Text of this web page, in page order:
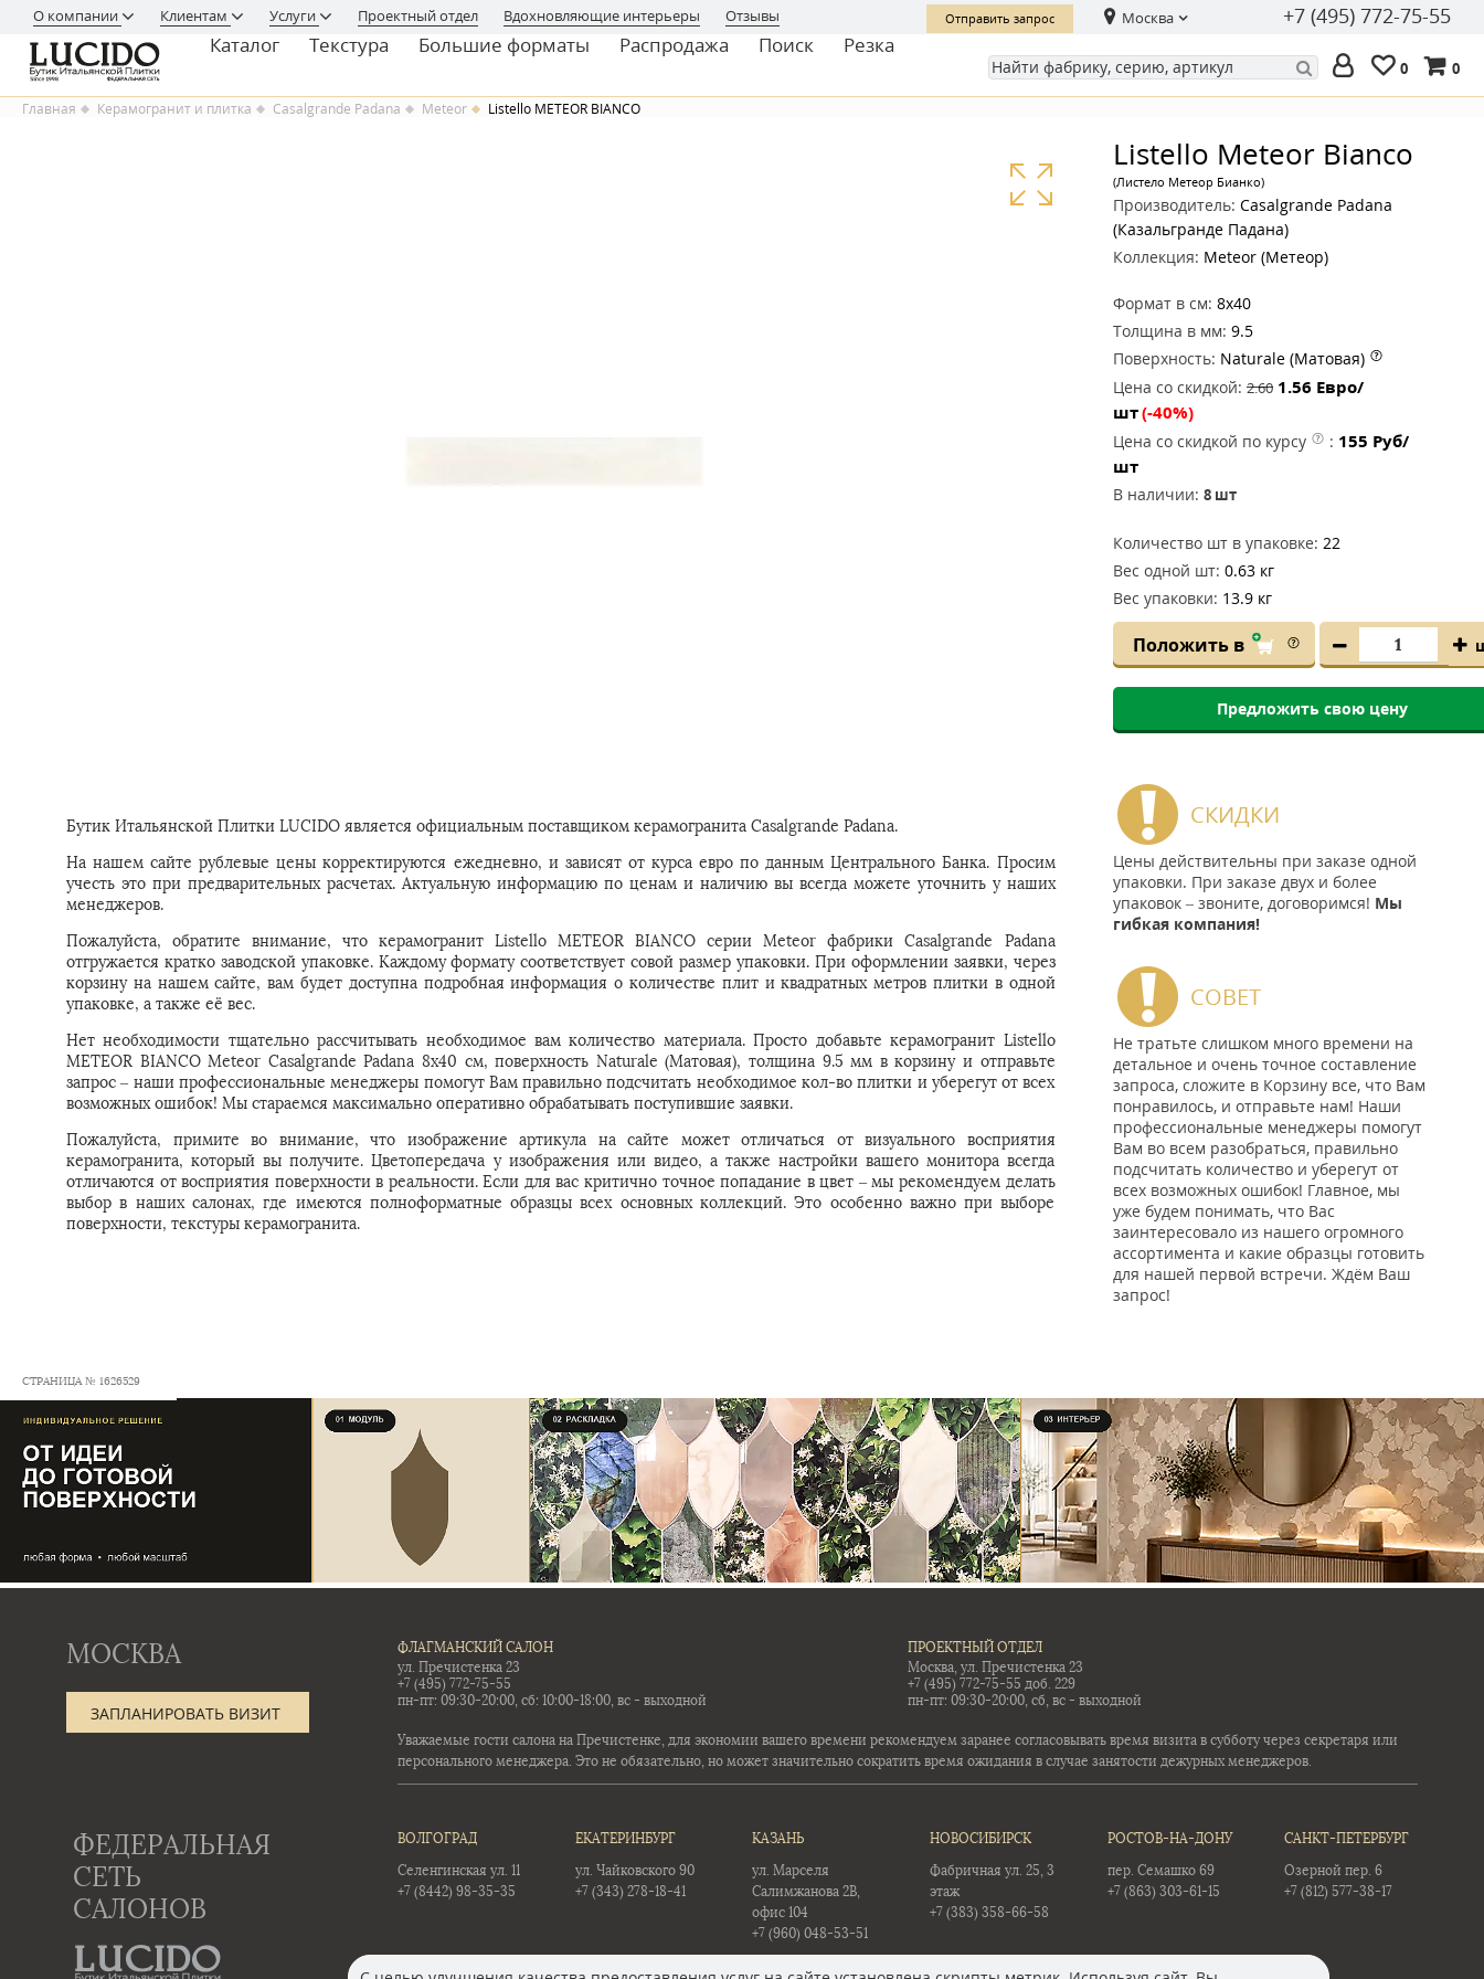
О компании Клиентам Услуги Проектный отдел Вдохновляющие интерьеры Отзывы Отправить запрос Москва +7 (495) 772-75-55
Каталог Текстура Большие форматы Распродажа Поиск Резка
0 0
Главная Керамогранит и плитка Casalgrande Padana Meteor Listello METEOR BIANCO
Бутик Итальянской Плитки LUCIDO является официальным поставщиком керамогранита Casalgrande Padana.
На нашем сайте рублевые цены корректируются ежедневно, и зависят от курса евро по данным Центрального Банка. Просим
учесть это при предварительных расчетах. Актуальную информацию по ценам и наличию вы всегда можете уточнить у наших
менеджеров.
Пожалуйста, обратите внимание, что керамогранит Listello METEOR BIANCO серии Meteor фабрики Casalgrande Padana
отгружается кратко заводской упаковке. Каждому формату соответствует совой размер упаковки. При оформлении заявки, через
корзину на нашем сайте, вам будет доступна подробная информация о количестве плит и квадратных метров плитки в одной
упаковке, а также её вес.
Нет необходимости тщательно рассчитывать необходимое вам количество материала. Просто добавьте керамогранит Listello
METEOR BIANCO Meteor Casalgrande Padana 8x40 см, поверхность Naturale (Матовая), толщина 9.5 мм в корзину и отправьте
запрос – наши профессиональные менеджеры помогут Вам правильно подсчитать необходимое кол-во плитки и уберегут от всех
возможных ошибок! Мы стараемся максимально оперативно обрабатывать поступившие заявки.
Пожалуйста, примите во внимание, что изображение артикула на сайте может отличаться от визуального восприятия
керамогранита, который вы получите. Цветопередача у изображения или видео, а также настройки вашего монитора всегда
отличаются от восприятия поверхности в реальности. Если для вас критично точное попадание в цвет – мы рекомендуем делать
выбор в наших салонах, где имеются полноформатные образцы всех основных коллекций. Это особенно важно при выборе
поверхности, текстуры керамогранита.
Listello Meteor Bianco
(Листело Метеор Бианко)
Производитель: Casalgrande Padana
(Казальгранде Падана)
Коллекция: Meteor (Метеор)
Формат в см: 8x40
Толщина в мм: 9.5
Поверхность: Naturale (Матовая)
Цена со скидкой: 2.60 1.56 Евро/
шт(-40%)
Цена со скидкой по курсу : 155 Руб/
шт
В наличии: 8 шт
Количество шт в упаковке: 22
Вес одной шт: 0.63 кг
Вес упаковки: 13.9 кг
Положить в
Предложить свою цену
СКИДКИ
Цены действительны при заказе одной
упаковки. При заказе двух и более
упаковок – звоните, договоримся! Мы
гибкая компания!
СОВЕТ
Не тратьте слишком много времени на
детальное и очень точное составление
запроса, сложите в Корзину все, что Вам
понравилось, и отправьте нам! Наши
профессиональные менеджеры помогут
Вам во всем разобраться, правильно
подсчитать количество и уберегут от
всех возможных ошибок! Главное, мы
уже будем понимать, что Вас
заинтересовало из нашего огромного
ассортимента и какие образцы готовить
для нашей первой встречи. Ждём Ваш
запрос!
СТРАНИЦА № 1626529
МОСКВА
ЗАПЛАНИРОВАТЬ ВИЗИТ
ФЛАГМАНСКИЙ САЛОН
ул. Пречистенка 23
+7 (495) 772-75-55
пн-пт: 09:30-20:00, сб: 10:00-18:00, вс - выходной
ПРОЕКТНЫЙ ОТДЕЛ
Москва, ул. Пречистенка 23
+7 (495) 772-75-55 доб. 229
пн-пт: 09:30-20:00, сб, вс - выходной
Уважаемые гости салона на Пречистенке, для экономии вашего времени рекомендуем заранее согласовывать время визита в субботу через секретаря или
персонального менеджера. Это не обязательно, но может значительно сократить время ожидания в случае занятости дежурных менеджеров.
ФЕДЕРАЛЬНАЯ
СЕТЬ
САЛОНОВ
ВОЛГОГРАД
Селенгинская ул. 11
+7 (8442) 98-35-35
ЕКАТЕРИНБУРГ
ул. Чайковского 90
+7 (343) 278-18-41
КАЗАНЬ
ул. Марселя
Салимжанова 2В,
офис 104
+7 (960) 048-53-51
НОВОСИБИРСК
Фабричная ул. 25, 3
этаж
+7 (383) 358-66-58
РОСТОВ-НА-ДОНУ
пер. Семашко 69
+7 (863) 303-61-15
САНКТ-ПЕТЕРБУРГ
Озерной пер. 6
+7 (812) 577-38-17